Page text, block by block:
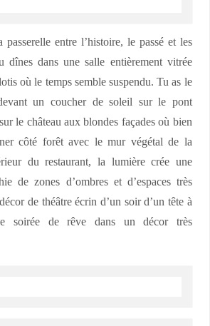
passerelle entre l’histoire, le passé et les
dînes dans une salle entièrement vitrée
où le temps semble suspendu. Tu as le
un coucher de soleil sur le pont
le château aux blondes façades où bien
côté forêt avec le mur végétal de la
du restaurant, la lumière crée une
de zones d’ombres et d’espaces très
de théâtre écrin d’un soir d’un tête à
soirée de rêve dans un décor très